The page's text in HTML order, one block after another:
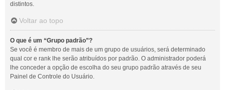
distintos.
Voltar ao topo
O que é um “Grupo padrão”?
Se você é membro de mais de um grupo de usuários, será determinado
qual cor e rank lhe serão atribuídos por padrão. O administrador poderá
lhe conceder a opção de escolha do seu grupo padrão através de seu
Painel de Controle do Usuário.